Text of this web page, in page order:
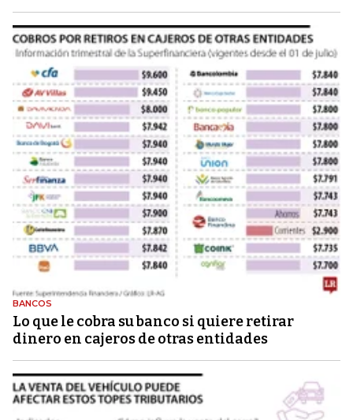
BANCOS
Lo que le cobra su banco si quiere retirar
dinero en cajeros de otras entidades